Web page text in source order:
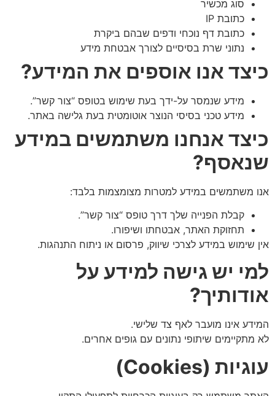
סוג מכשיר
כתובת IP
כתובת דף נוכחי ודפים שבהם ביקרת
נתוני שרת בסיסיים לצורך אבטחת מידע
כיצד אנו אוספים את המידע?
מידע שנמסר על-ידך בעת שימוש בטופס “צור קשר”.
מידע טכני בסיסי הנוצר אוטומטית בעת גלישה באתר.
כיצד אנחנו משתמשים במידע
שנאסף?
אנו משתמשים במידע למטרות מצומצמות בלבד:
קבלת הפנייה שלך דרך טופס “צור קשר”.
תחזוקת האתר, אבטחתו ושיפורו.
אין שימוש במידע לצרכי שיווק, פרסום או ניתוח התנהגות.
למי יש גישה למידע על
אודותיך?
המידע אינו מועבר לאף צד שלישי.
לא מתקיימים שיתופי נתונים עם גופים אחרים.
עוגיות (Cookies)